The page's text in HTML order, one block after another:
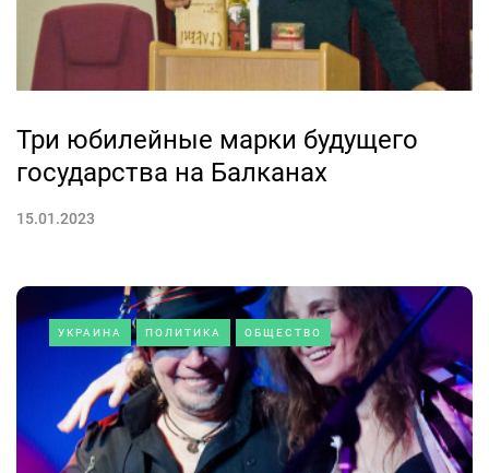
Три юбилейные марки будущего
государства на Балканах
15.01.2023
УКРАИНА ПОЛИТИКА ОБЩЕСТВО